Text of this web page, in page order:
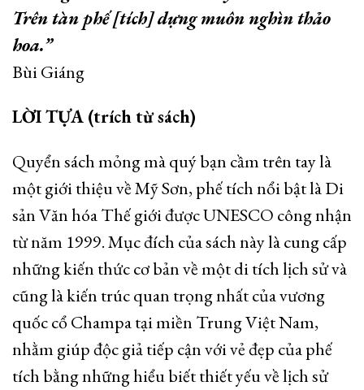
Trên tàn phế [tích] dựng muôn nghìn thảo
hoa.”
Bùi Giáng
LỜI TỰA (trích từ sách)
Quyển sách mỏng mà quý bạn cầm trên tay là
một giới thiệu về Mỹ Sơn, phế tích nổi bật là Di
sản Văn hóa Thế giới được UNESCO công nhận
từ năm 1999. Mục đích của sách này là cung cấp
những kiến thức cơ bản về một di tích lịch sử và
cũng là kiến trúc quan trọng nhất của vương
quốc cổ Champa tại miền Trung Việt Nam,
nhằm giúp độc giả tiếp cận với vẻ đẹp của phế
tích bằng những hiểu biết thiết yếu về lịch sử